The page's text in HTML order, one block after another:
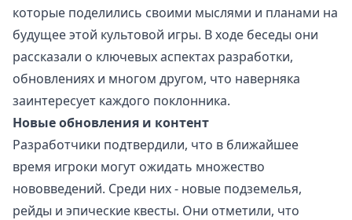
которые поделились своими мыслями и планами на
будущее этой культовой игры. В ходе беседы они
рассказали о ключевых аспектах разработки,
обновлениях и многом другом, что наверняка
заинтересует каждого поклонника.
Новые обновления и контент
Разработчики подтвердили, что в ближайшее
время игроки могут ожидать множество
нововведений. Среди них - новые подземелья,
рейды и эпические квесты. Они отметили, что